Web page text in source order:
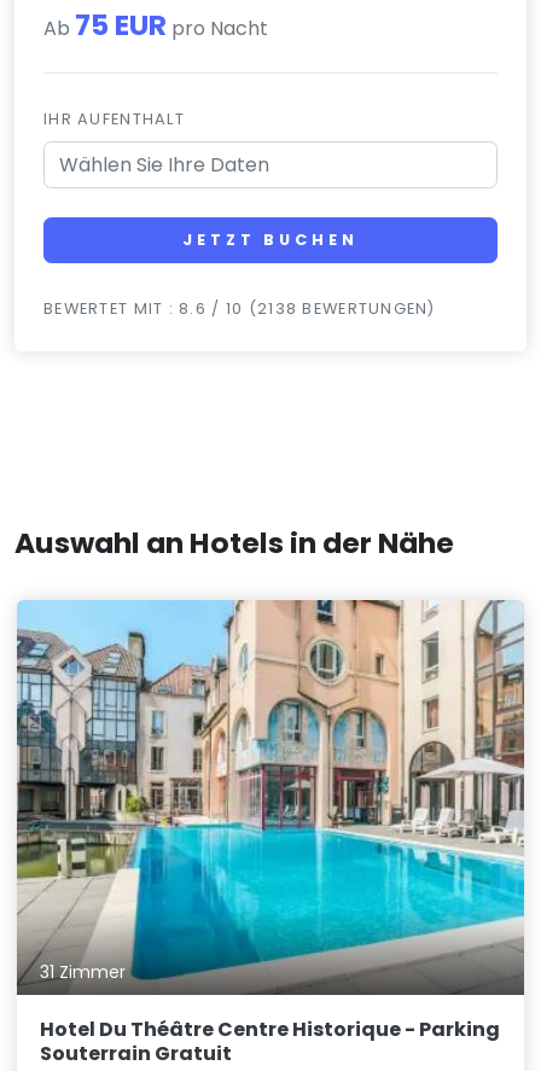
Ab 75 EUR pro Nacht
IHR AUFENTHALT
JETZT BUCHEN
BEWERTET MIT : 8.6 / 10 (2138 BEWERTUNGEN)
Auswahl an Hotels in der Nähe
31 Zimmer
Hotel Du Théâtre Centre Historique - Parking
Souterrain Gratuit